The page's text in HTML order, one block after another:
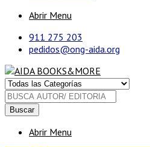
Abrir Menu
911 275 203
pedidos@ong-aida.org
Buscar
Abrir Menu